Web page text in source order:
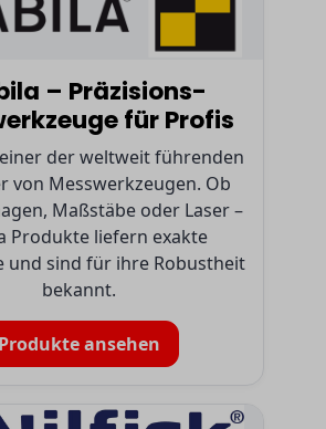
– Präzisions-
für Profis
der weltweit führenden
von Messwerkzeugen. Ob
Maßstäbe oder Laser –
Produkte liefern exakte
und sind für ihre Robustheit
bekannt.
Produkte ansehen